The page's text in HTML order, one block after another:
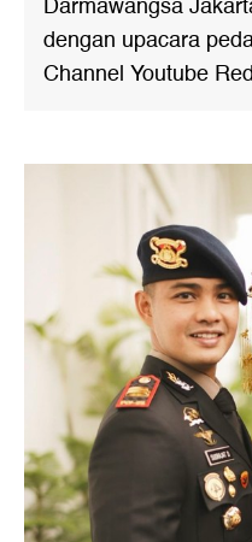
dengan upacara
Channel Youtube